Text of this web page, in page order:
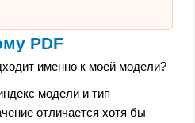
PDF
именно к моей модели?
модели и тип
отличается хотя бы